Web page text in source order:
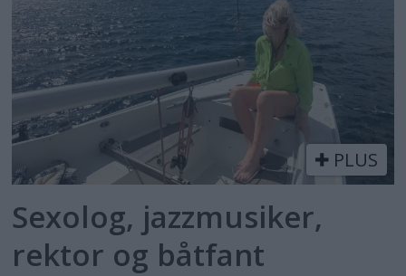
PLUS
Sexolog, jazzmusiker,
rektor og båtfant